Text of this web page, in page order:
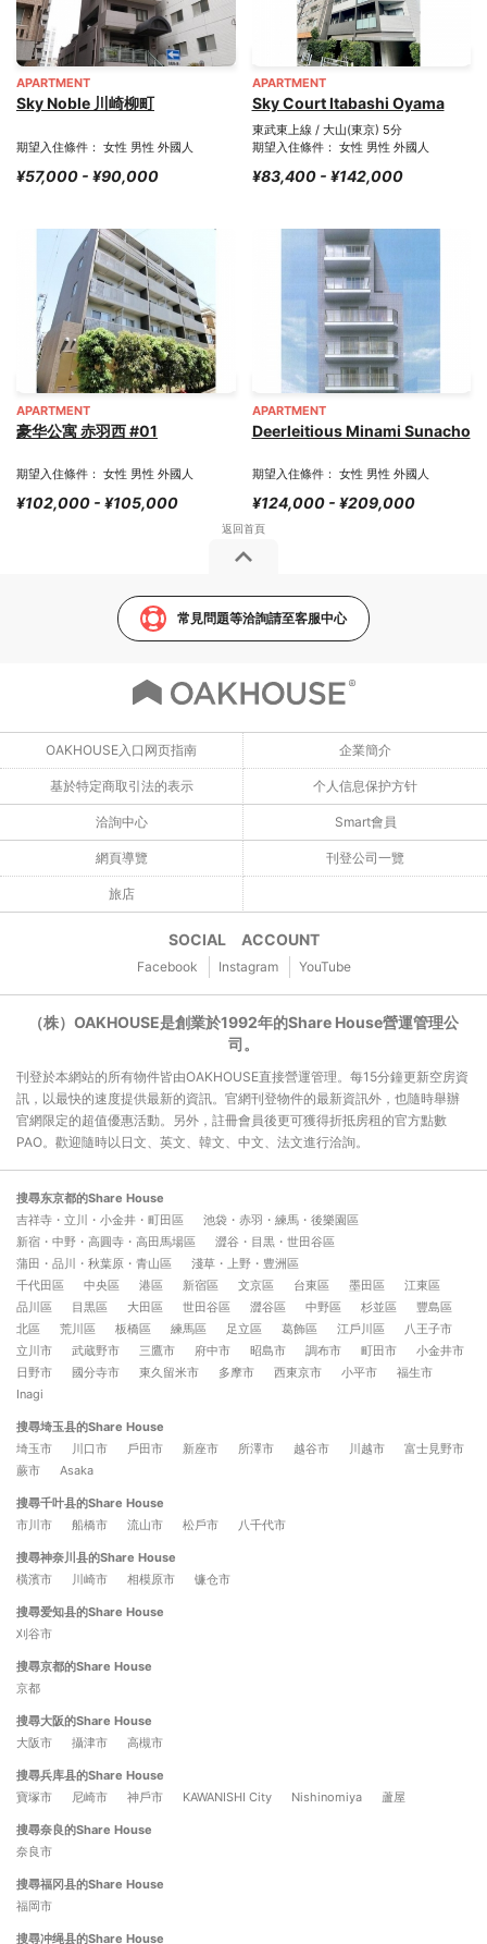
APARTMENT
Sky Noble 川崎柳町
期望入住條件： 女性 男性 外國人
¥57,000 - ¥90,000
APARTMENT
Sky Court Itabashi Oyama
東武東上線 / 大山(東京) 5分
期望入住條件： 女性 男性 外國人
¥83,400 - ¥142,000
APARTMENT
豪华公寓 赤羽西 #01
期望入住條件： 女性 男性 外國人
¥102,000 - ¥105,000
APARTMENT
Deerleitious Minami Sunacho
期望入住條件： 女性 男性 外國人
¥124,000 - ¥209,000
常見問題等洽詢請至客服中心
OAKHOUSE入口网页指南 企業簡介
基於特定商取引法的表示 个人信息保护方针
洽詢中心 Smart會員
網頁導覽 刊登公司一覽
旅店
SOCIAL ACCOUNT
Facebook Instagram YouTube
（株）OAKHOUSE是創業於1992年的Share House營運管理公
司。
刊登於本網站的所有物件皆由OAKHOUSE直接營運管理。每15分鐘更新空房資
訊，以最快的速度提供最新的資訊。官網刊登物件的最新資訊外，也隨時舉辦
官網限定的超值優惠活動。另外，註冊會員後更可獲得折抵房租的官方點數
PAO。歡迎隨時以日文、英文、韓文、中文、法文進行洽詢。
搜尋东京都的Share House
吉祥寺・立川・小金井・町田區
池袋・赤羽・練馬・後樂園區
新宿・中野・高圓寺・高田馬場區
澀谷・目黒・世田谷區
蒲田・品川・秋葉原・青山區
淺草・上野・豊洲區
千代田區
中央區 港區 新宿區 文京區 台東區 墨田區
江東區
品川區
目黒區 大田區 世田谷區 澀谷區 中野區 杉並區
豐島區
北區
荒川區 板橋區 練馬區 足立區 葛飾區 江戶川區
八王子市
立川市
武蔵野市 三鷹市 府中市 昭島市 調布市 町田市
小金井市
日野市
國分寺市 東久留米市 多摩市 西東京市 小平市
福生市
Inagi
搜尋埼玉县的Share House
埼玉市
川口市 戶田市 新座市 所澤市 越谷市 川越市
富士見野市
蕨市
Asaka
搜尋千叶县的Share House
市川市
船橋市 流山市 松戶市 八千代市
搜尋神奈川县的Share House
橫濱市
川崎市 相模原市 镰仓市
搜尋爱知县的Share House
刈谷市
搜尋京都的Share House
京都
搜尋大阪的Share House
大阪市
攝津市 高槻市
搜尋兵库县的Share House
寶塚市
尼崎市 神戶市 KAWANISHI City Nishinomiya 蘆屋
搜尋奈良的Share House
奈良市
搜尋福冈县的Share House
福岡市
搜尋冲绳县的Share House